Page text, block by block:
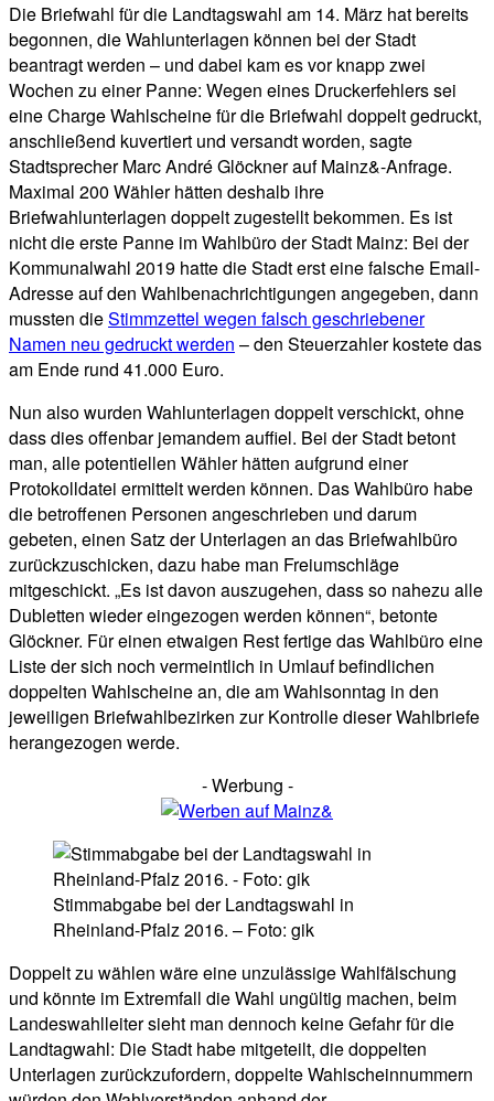
Die Briefwahl für die Landtagswahl am 14. März hat bereits
begonnen, die Wahlunterlagen können bei der Stadt
beantragt werden – und dabei kam es vor knapp zwei
Wochen zu einer Panne: Wegen eines Druckerfehlers sei
eine Charge Wahlscheine für die Briefwahl doppelt gedruckt,
anschließend kuvertiert und versandt worden, sagte
Stadtsprecher Marc André Glöckner auf Mainz&-Anfrage.
Maximal 200 Wähler hätten deshalb ihre
Briefwahlunterlagen doppelt zugestellt bekommen. Es ist
nicht die erste Panne im Wahlbüro der Stadt Mainz: Bei der
Kommunalwahl 2019 hatte die Stadt erst eine falsche Email-
Adresse auf den Wahlbenachrichtigungen angegeben, dann
mussten dieStimmzettel wegen falsch geschriebener
Namen neu gedruckt werden – den Steuerzahler kostete das
am Ende rund 41.000 Euro.
Nun also wurden Wahlunterlagen doppelt verschickt, ohne
dass dies offenbar jemandem auffiel. Bei der Stadt betont
man, alle potentiellen Wähler hätten aufgrund einer
Protokolldatei ermittelt werden können. Das Wahlbüro habe
die betroffenen Personen angeschrieben und darum
gebeten, einen Satz der Unterlagen an das Briefwahlbüro
zurückzuschicken, dazu habe man Freiumschläge
mitgeschickt. „Es ist davon auszugehen, dass so nahezu alle
Dubletten wieder eingezogen werden können“, betonte
Glöckner. Für einen etwaigen Rest fertige das Wahlbüro eine
Liste der sich noch vermeintlich in Umlauf befindlichen
doppelten Wahlscheine an, die am Wahlsonntag in den
jeweiligen Briefwahlbezirken zur Kontrolle dieser Wahlbriefe
herangezogen werde.
- Werbung -
Stimmabgabe bei der Landtagswahl in
Rheinland-Pfalz 2016. – Foto: gik
Doppelt zu wählen wäre eine unzulässige Wahlfälschung
und könnte im Extremfall die Wahl ungültig machen, beim
Landeswahlleiter sieht man dennoch keine Gefahr für die
Landtagwahl: Die Stadt habe mitgeteilt, die doppelten
Unterlagen zurückzufordern, doppelte Wahlscheinnummern